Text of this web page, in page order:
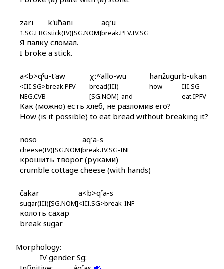
áč'as
áčas
áħiħur
áʁ kes
áʁdu
áːc'en
áːq'ˤas
áːtas
áːč'at'i
áːč'at'u kes
zari
1.SG.ERG
k'uħani
stick(IV)[SG.NOM]
aqˤu
break.PFV.IV.SG
Я палку сломал.
I broke a stick.
a<b>qˤu-t'aw
<III.SG>break.PFV-
NEG.CVB
χːʷallo-wu
bread(III)
[SG.NOM]-and
hanžugur
how
b-ukan
III.SG-
eat.IPFV
Как (можно) есть хлеб, не разломив его?
How (is it possible) to eat bread without breaking it?
noso
cheese(IV)[SG.NOM]
aqˤa-s
break.IV.SG-INF
крошить творог (руками)
crumble cottage cheese (with hands)
čakar
sugar(III)[SG.NOM]
a<b>qˤa-s
<III.SG>break-INF
колоть сахар
break sugar
Morphology:
IV gender Sg: